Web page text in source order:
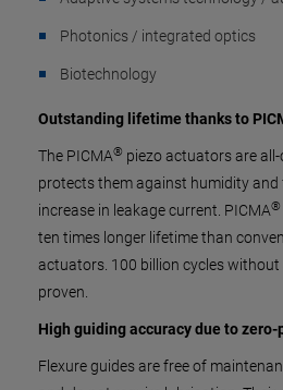
Photonics / integrated optics
Biotechnology
Outstanding lifetime thanks to
The PICMA® piezo actuators are
protects them against humidity
increase in leakage current. PICMA®
ten times longer lifetime than
actuators. 100 billion cycles without
proven.
High guiding accuracy due to
Flexure guides are free of